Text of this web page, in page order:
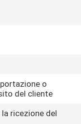
o
del cliente
ricezione del